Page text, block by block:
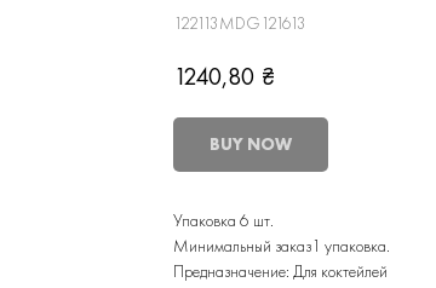
122113MDG121613
1240,80 ₴
BUY NOW
Упаковка 6 шт.
Минимальный заказ1 упаковка.
Предназначение: Для коктейлей